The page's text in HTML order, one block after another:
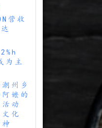
营收
主
州乡
嬷的
动
化